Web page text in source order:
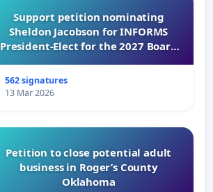
Support petition nominating
Sheldon Jacobson for INFORMS
President-Elect for the 2027 Board
562 signatures
13 Mar 2026
Petition to close potential adult
business in Roger’s County
Oklahoma